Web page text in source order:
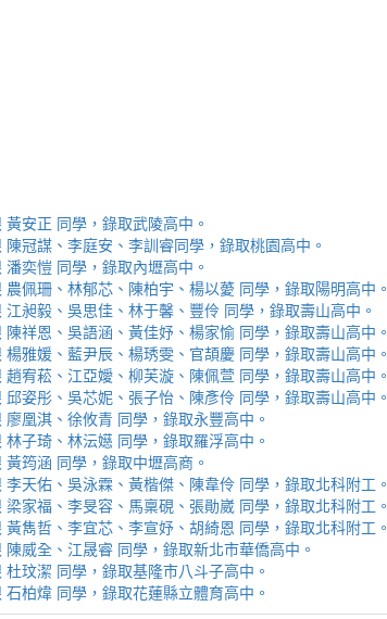
安正 同學，錄取武陵高中。
冠謀、李庭安、李訓睿同學，錄取桃園高中。
奕愷 同學，錄取內壢高中。
佩珊、林郁芯、陳柏宇、楊以薆 同學，錄取陽明高中。
昶毅、吳思佳、林于馨、豐伶 同學，錄取壽山高中。
祥恩、吳語涵、黃佳妤、楊家愉 同學，錄取壽山高中。
雅媛、藍尹辰、楊琇雯、官頡慶 同學，錄取壽山高中。
宥菘、江亞嬡、柳芙漩、陳佩萱 同學，錄取壽山高中。
姿彤、吳芯妮、張子怡、陳彥伶 同學，錄取壽山高中。
凰淇、徐攸青 同學，錄取永豐高中。
子琦、林沄嬨 同學，錄取羅浮高中。
筠涵 同學，錄取中壢高商。
天佑、吳泳霖、黃楷傑、陳韋伶 同學，錄取北科附工。
家福、李旻容、馬稟硯、張勛崴 同學，錄取北科附工。
雋哲、李宜芯、李宣妤、胡綺恩 同學，錄取北科附工。
威全、江晟睿 同學，錄取新北市華僑高中。
玟潔 同學，錄取基隆市八斗子高中。
柏煒 同學，錄取花蓮縣立體育高中。